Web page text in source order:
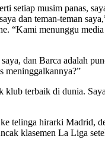
setiap musim panas,
dan teman-teman
“Kami menunggu
dan Barca adalah
meninggalkannya?”
klub terbaik di dunia.
telinga hirarki Madrid,
klasemen La Liga